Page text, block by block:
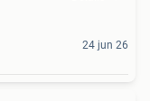
24 jun 26